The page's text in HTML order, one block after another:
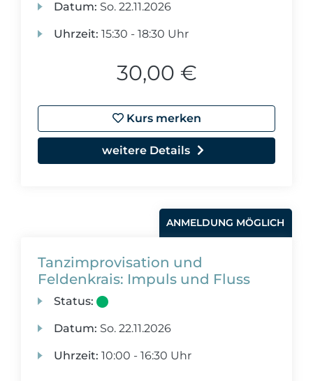
Datum: So. 22.11.2026
Uhrzeit: 15:30 - 18:30 Uhr
30,00 €
Kurs merken
weitere Details
ANMELDUNG MÖGLICH
Tanzimprovisation und
Feldenkrais: Impuls und Fluss
Status:
Datum: So. 22.11.2026
Uhrzeit: 10:00 - 16:30 Uhr